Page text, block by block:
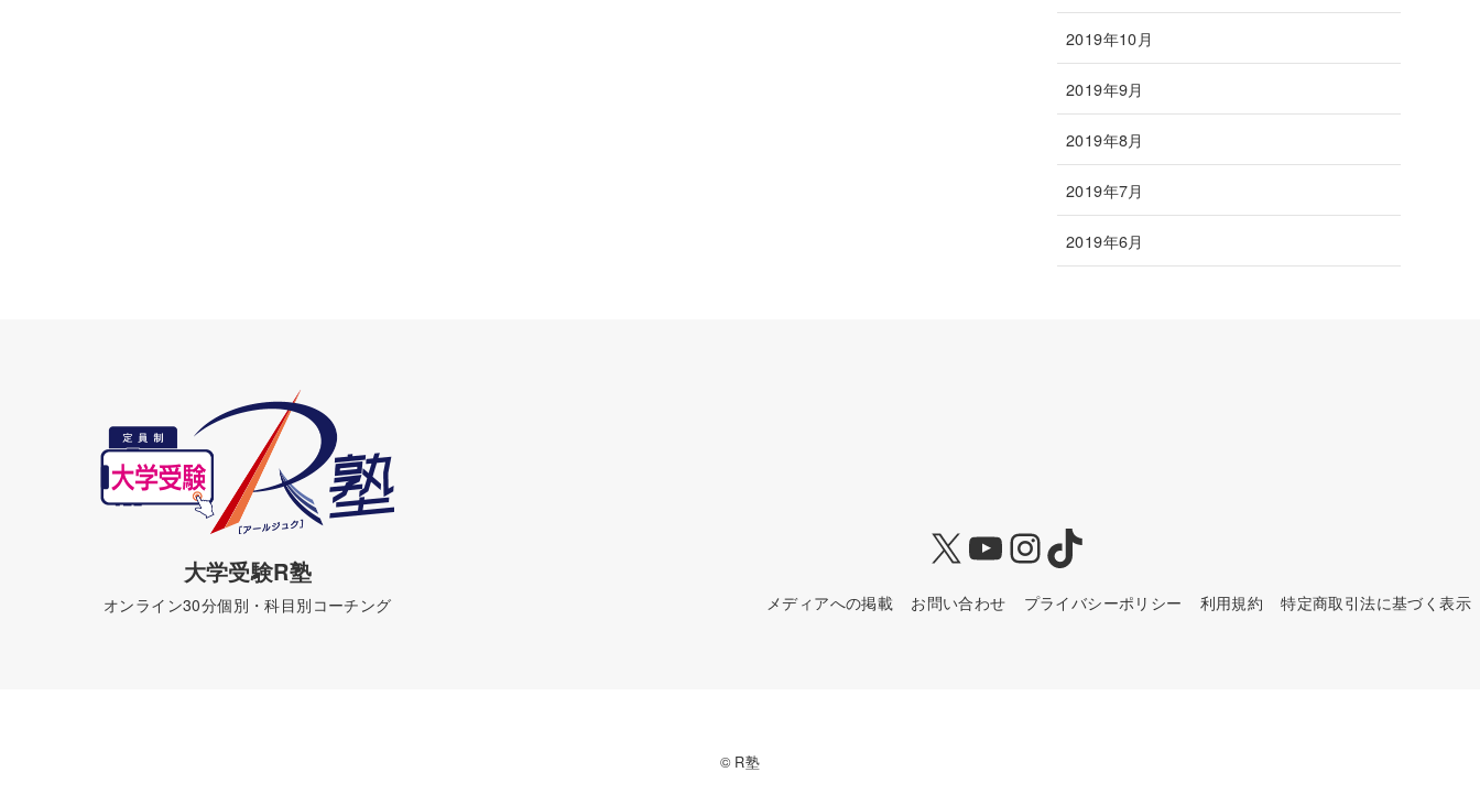
2019年10月
2019年9月
2019年8月
2019年7月
2019年6月
大学受験R塾
オンライン30分個別・科目別コーチング
X YouTube
Instagram
TikTok
メディアへの掲載 お問い合わせ プライバシーポリシー 利用規約 特定商取引法に基づく表示
© R塾